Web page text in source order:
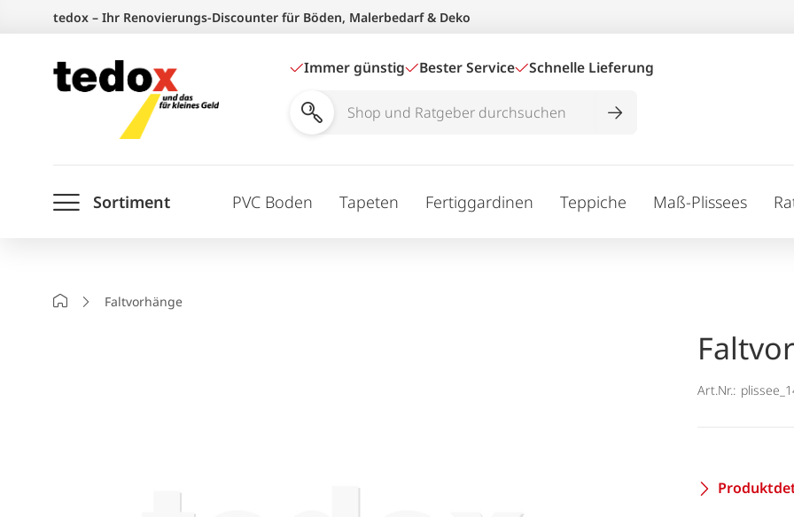
springen
tedox – Ihr Renovierungs-Discounter für Böden, Malerbedarf & Deko
Immer günstig Bester Service Schnelle Lieferung
Shop
durchsuchen
Sortiment PVC Boden Tapeten Fertiggardinen Teppiche Maß-Plissees
StartseiteFaltvorhänge
Art.Nr.: